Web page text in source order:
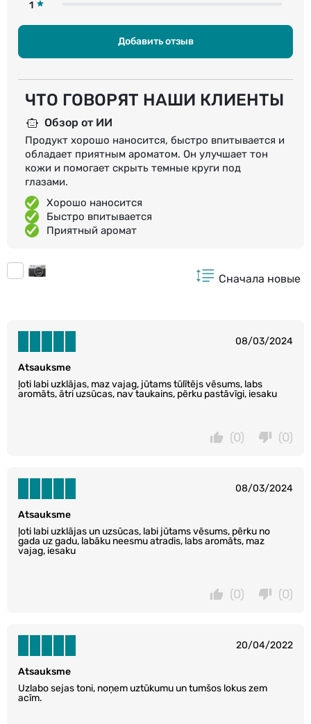
1
Добавить отзыв
ЧТО ГОВОРЯТ НАШИ КЛИЕНТЫ
Обзор от ИИ
Продукт хорошо наносится, быстро впитывается и
обладает приятным ароматом. Он улучшает тон
кожи и помогает скрыть темные круги под
глазами.
Хорошо наносится
Быстро впитывается
Приятный аромат
Сначала новые
08/03/2024
Atsauksme
ļoti labi uzklājas, maz vajag, jūtams tūlītējs vēsums, labs
aromāts, ātri uzsūcas, nav taukains, pērku pastāvīgi, iesaku
(0)
(0)
08/03/2024
Atsauksme
ļoti labi uzklājas un uzsūcas, labi jūtams vēsums, pērku no
gada uz gadu, labāku neesmu atradis, labs aromāts, maz
vajag, iesaku
(0)
(0)
20/04/2022
Atsauksme
Uzlabo sejas toni, noņem uztūkumu un tumšos lokus zem
acīm.